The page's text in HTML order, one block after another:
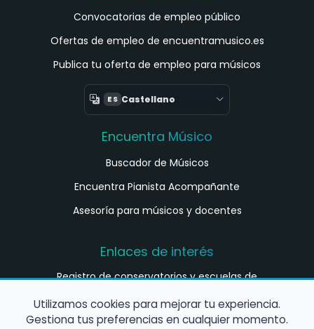
Convocatorias de empleo público
Ofertas de empleo de encuentramusico.es
Publica tu oferta de empleo para músicos
ES Castellano
Encuentra Músico
Buscador de Músicos
Encuentra Pianista Acompañante
Asesoría para músicos y docentes
Enlaces de interés
Registro de conservatorios y escuelas de
Configura alertas de empleo
Utilizamos cookies para mejorar tu experiencia.
Gestiona tus preferencias en cualquier momento.